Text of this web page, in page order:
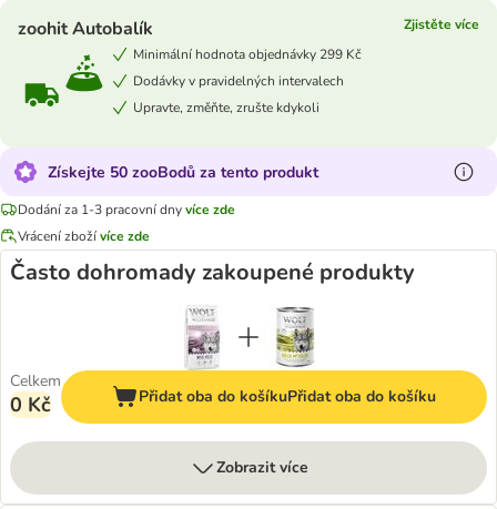
zoohit Autobalík
Zjistěte více
Minimální hodnota objednávky 299 Kč
Dodávky v pravidelných intervalech
Upravte, změňte, zrušte kdykoli
Získejte 50 zooBodů za tento produkt
Dodání za 1-3 pracovní dnyvíce zde
Vrácení zbožívíce zde
Často dohromady zakoupené produkty
Celkem
0 Kč Přidat oba do košíkuPřidat oba do košíku
Zobrazit více